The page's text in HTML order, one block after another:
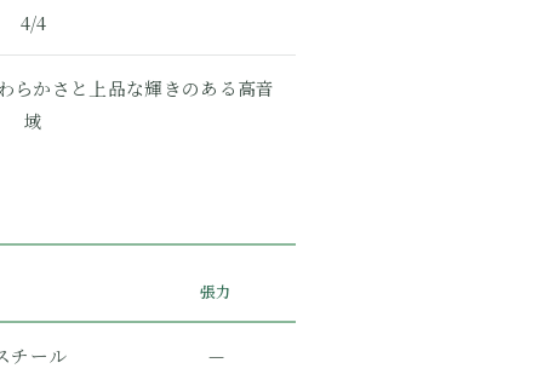
4/4
らかさと上品な輝きのある高音
域
張力
チール —